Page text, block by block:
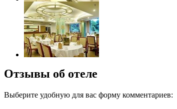
Отзывы об отеле
Выберите удобную для вас форму комментариев: